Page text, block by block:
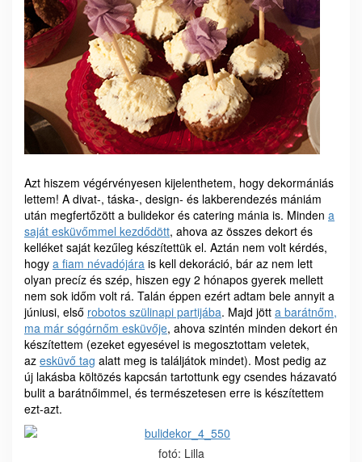
Azt hiszem végérvényesen kijelenthetem, hogy dekormániás
lettem! A divat-, táska-, design- és lakberendezés mániám
után megfertőzött a bulidekor és catering mánia is. Minden a
saját esküvőmmel kezdődött, ahova az összes dekort és
kelléket saját kezűleg készítettük el. Aztán nem volt kérdés,
hogy a fiam névadójára is kell dekoráció, bár az nem lett
olyan precíz és szép, hiszen egy 2 hónapos gyerek mellett
nem sok időm volt rá. Talán éppen ezért adtam bele annyit a
júniusi, első robotos szülinapi partijába. Majd jött a barátnőm,
ma már sógórnőm esküvője, ahova szintén minden dekort én
készítettem (ezeket egyesével is megosztottam veletek,
az esküvő tag alatt meg is találjátok mindet). Most pedig az
új lakásba költözés kapcsán tartottunk egy csendes házavató
bulit a barátnőimmel, és természetesen erre is készítettem
ezt-azt.
fotó: Lilla